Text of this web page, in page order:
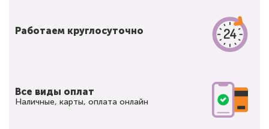
Работаем круглосуточно
Все виды оплат
Наличные, карты, оплата онлайн